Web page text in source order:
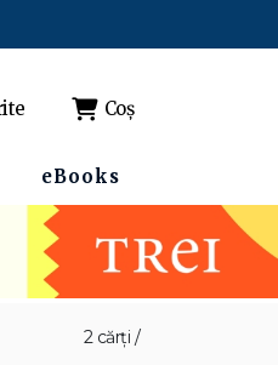
Coș
eBooks
2 cărți /